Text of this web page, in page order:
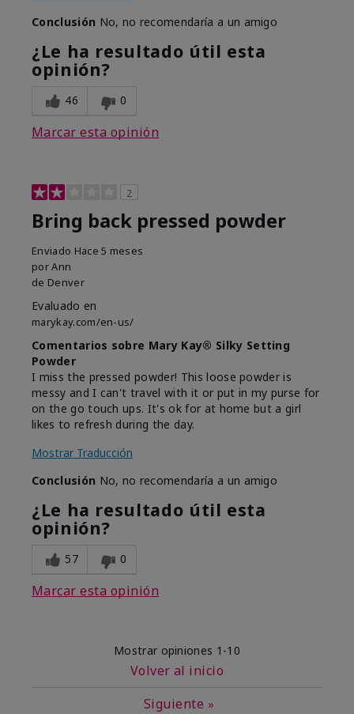
Conclusión No, no recomendaría a un amigo
¿Le ha resultado útil esta
opinión?
46 0
Marcar esta opinión
2
Bring back pressed powder
Enviado Hace 5 meses
porAnn
de Denver
Evaluado en
marykay.com/en-us/
Comentarios sobre Mary Kay® Silky Setting
Powder
I miss the pressed powder! This loose powder is
messy and I can't travel with it or put in my purse for
on the go touch ups. It's ok for at home but a girl
likes to refresh during the day.
Mostrar Traducción
Conclusión No, no recomendaría a un amigo
¿Le ha resultado útil esta
opinión?
57 0
Marcar esta opinión
Mostrar opiniones 1-10
Volver al inicio
Siguiente »